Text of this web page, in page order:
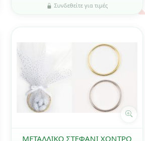
Συνδεθείτε για τιμές
ΜΕΤΑΛΛΙΚΟ ΣΤΕΦΑΝΙ ΧΟΝΤΡΟ